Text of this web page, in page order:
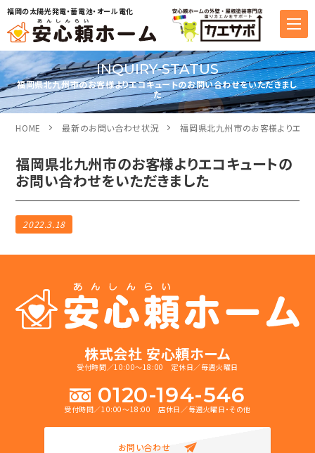
福岡の太陽光発電・蓄電池・オール電化
INQUIRY-STATUS
福岡県北九州市のお客様よりエコキュートのお問い合わせをいただきまし
た
HOME 最新のお問い合わせ状況 福岡県北九州市のお客様よりエコ
福岡県北九州市のお客様よりエコキュートの
お問い合わせをいただきました
2022.3.18
株式会社 安心頼ホーム
受付時間／10:00～18:00 定休日／毎週火曜日
0120-194-546
受付時間／10:00～18:00 店休日／毎週火曜日・その他
お問い合わせ